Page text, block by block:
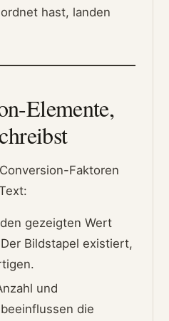
hast, landen
Elemente,
Faktoren
gezeigten Wert
Bildstapel existiert,
und
die